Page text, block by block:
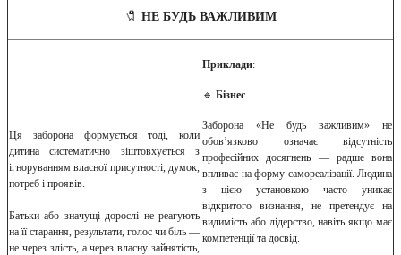
🧷 НЕ БУДЬ ВАЖЛИВИМ
Ця заборона формується тоді, коли
дитина систематично зіштовхується з
ігноруванням власної присутності, думок,
потреб і проявів.
Батьки або значущі дорослі не реагують
на її старання, результати, голос чи біль —
не через злість, а через власну зайнятість,
Приклади:
🔹 Бізнес
Заборона «Не будь важливим» не
обов’язково означає відсутність
професійних досягнень — радше вона
впливає на форму самореалізації. Людина
з цією установкою часто уникає
відкритого визнання, не претендує на
видимість або лідерство, навіть якщо має
компетенції та досвід.